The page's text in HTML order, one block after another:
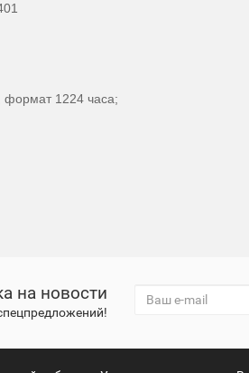
формат 1224 часа;
на новости